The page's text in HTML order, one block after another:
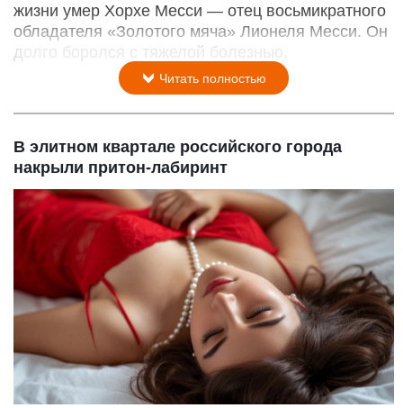
жизни умер Хорхе Месси — отец восьмикратного
обладателя «Золотого мяча» Лионеля Месси. Он
долго боролся с тяжелой болезнью.
Читать полностью
В элитном квартале российского города
накрыли притон-лабиринт